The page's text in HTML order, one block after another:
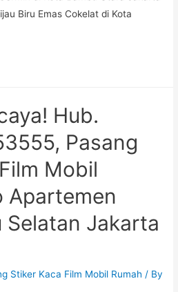
Biru Emas Cokelat di Kota
Hub.
Pasang
Mobil
Apartemen
Selatan Jakarta
Stiker Kaca Film Mobil Rumah / By